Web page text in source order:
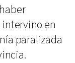
en
paralizada